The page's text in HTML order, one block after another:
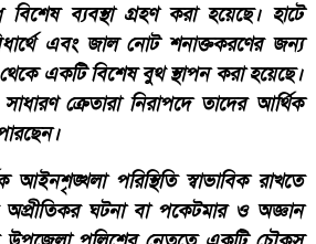
ব্যবস্থা গ্রহণ করা হয়েছে। হাটে
এবং জাল নোট শনাক্তকরণের জন্য
একটি বিশেষ বুথ স্থাপন করা হয়েছে।
ক্রেতারা নিরাপদে তাদের আর্থিক
আইনশৃঙ্খলা পরিস্থিতি স্বাভাবিক রাখতে
ঘটনা বা পকেটমার ও অজ্ঞান